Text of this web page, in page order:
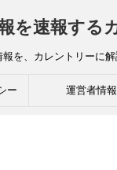
を速報する
を、カレントリーに解
ー 運営者情報